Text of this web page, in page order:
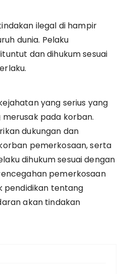
ilegal di hampir
dunia. Pelaku
dan dihukum sesuai
yang serius yang
pada korban.
dukungan dan
pemerkosaan, serta
dihukum sesuai dengan
pemerkosaan
pendidikan tentang
akan tindakan